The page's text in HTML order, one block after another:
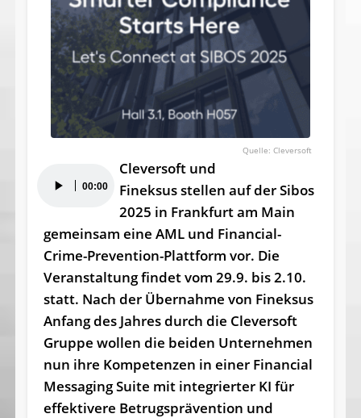
Cleversoft
Player 00:00
Cleversoft und
Fineksus stellen auf der Sibos
2025 in Frankfurt am Main
gemeinsam eine AML und Financial-
Crime-Prevention-Plattform vor. Die
Veranstaltung findet vom 29.9. bis 2.10.
statt. Nach der Übernahme von Fineksus
Anfang des Jahres durch die Cleversoft
Gruppe wollen die beiden Unternehmen
nun ihre Kompetenzen in einer Financial
Messaging Suite mit integrierter KI für
effektivere Betrugsprävention und